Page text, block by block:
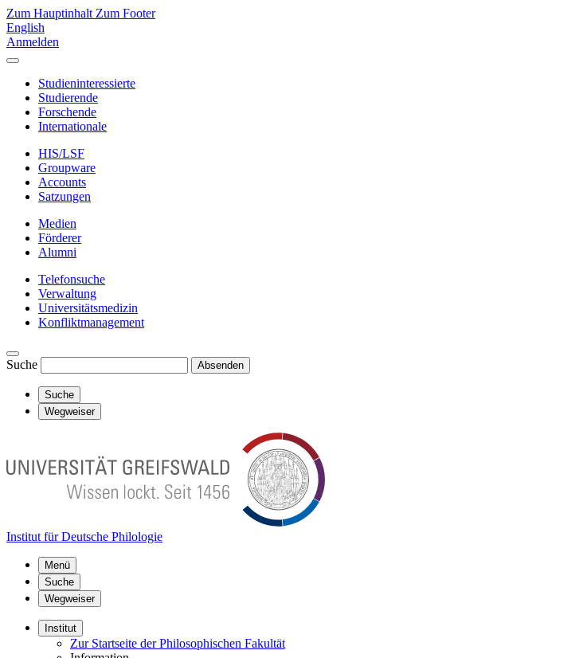
Zum Hauptinhalt Zum Footer
English
Anmelden
Studieninteressierte
Studierende
Forschende
Internationale
HIS/LSF
Groupware
Accounts
Satzungen
Medien
Förderer
Alumni
Telefonsuche
Verwaltung
Universitätsmedizin
Konfliktmanagement
Suche Absenden
Suche
Wegweiser
Institut für Deutsche Philologie
Menü
Suche
Wegweiser
Institut
Zur Startseite der Philosophischen Fakultät